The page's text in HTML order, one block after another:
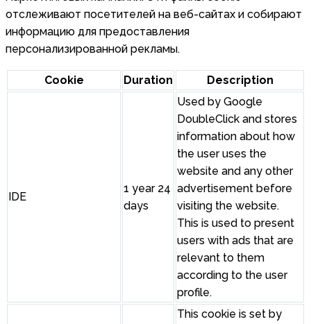
отслеживают посетителей на веб-сайтах и собирают
информацию для предоставления
персонализированной рекламы.
Cookie Duration Description
IDE
1 year 24
days
Used by Google
DoubleClick and stores
information about how
the user uses the
website and any other
advertisement before
visiting the website.
This is used to present
users with ads that are
relevant to them
according to the user
profile.
This cookie is set by